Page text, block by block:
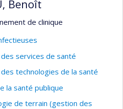
marginalisées, situations
politiques publiques;
ancrée dans des données
de la santé, anthropologie
Benoît
de clinique
des services de santé
technologies de la santé
la santé publique
de terrain (gestion des